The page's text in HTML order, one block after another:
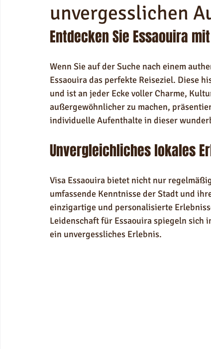
unvergesslichen
Entdecken Sie Essaouira
Wenn Sie auf der Suche nach einem
Essaouira das perfekte Reiseziel. Diese
und ist an jeder Ecke voller Charme,
außergewöhnlicher zu machen,
individuelle Aufenthalte in dieser
Unvergleichliches lokales
Visa Essaouira bietet nicht nur
umfassende Kenntnisse der Stadt und
einzigartige und personalisierte
Leidenschaft für Essaouira spiegeln
ein unvergessliches Erlebnis.